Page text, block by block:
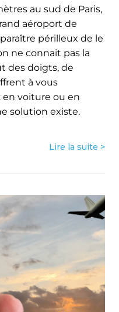
au sud de Paris,
aéroport de
paraître périlleux de le
ne connait pas la
des doigts, de
à vous
en voiture ou en
solution existe.
Lire la suite >